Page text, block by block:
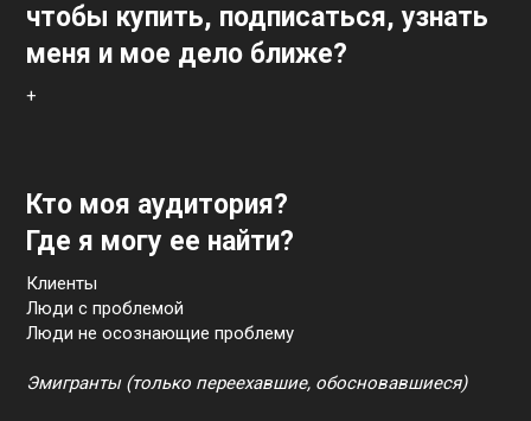
чтобы купить, подписаться, узнать
меня и мое дело ближе?
+
Кто моя аудитория?
Где я могу ее найти?
Клиенты
Люди с проблемой
Люди не осознающие проблему
Эмигранты (только переехавшие, обосновавшиеся)